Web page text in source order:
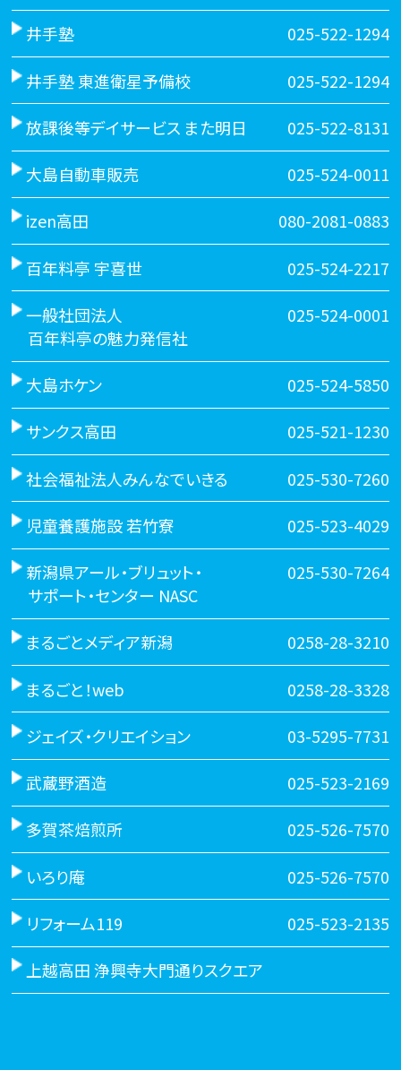
井手塾 025-522-1294
井手塾 東進衛星予備校 025-522-1294
放課後等デイサービス また明日 025-522-8131
大島自動車販売 025-524-0011
izen高田 080-2081-0883
百年料亭 宇喜世 025-524-2217
一般社団法人
百年料亭の魅力発信社
025-524-0001
大島ホケン 025-524-5850
サンクス高田 025-521-1230
社会福祉法人みんなでいきる 025-530-7260
児童養護施設 若竹寮 025-523-4029
新潟県アール・ブリュット・
サポート・センター NASC
025-530-7264
まるごとメディア新潟 0258-28-3210
まるごと！web 0258-28-3328
ジェイズ・クリエイション 03-5295-7731
武蔵野酒造 025-523-2169
多賀茶焙煎所 025-526-7570
いろり庵 025-526-7570
リフォーム119 025-523-2135
上越高田 浄興寺大門通りスクエア